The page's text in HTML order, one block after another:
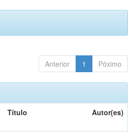
Anterior 1 Póximo
Título Autor(es)